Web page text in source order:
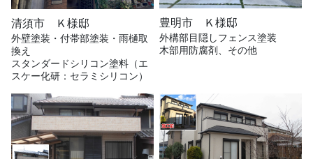
清須市 Ｋ様邸
外壁塗装・付帯部塗装・雨樋取
換え
スタンダードシリコン塗料（エ
スケー化研：セラミシリコン）
豊明市 Ｋ様邸
外構部目隠しフェンス塗装
木部用防腐剤、その他